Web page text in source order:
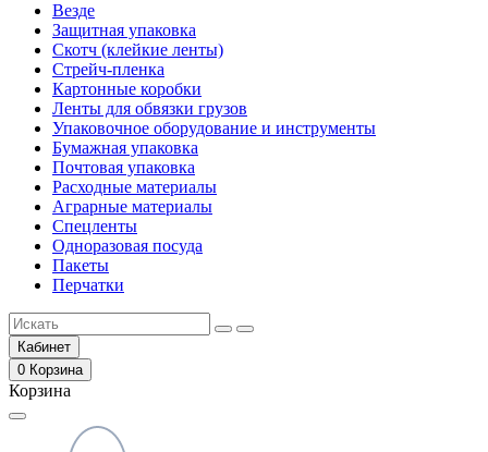
Везде
Защитная упаковка
Скотч (клейкие ленты)
Стрейч-пленка
Картонные коробки
Ленты для обвязки грузов
Упаковочное оборудование и инструменты
Бумажная упаковка
Почтовая упаковка
Расходные материалы
Аграрные материалы
Спецленты
Одноразовая посуда
Пакеты
Перчатки
Кабинет
0 Корзина
Корзина